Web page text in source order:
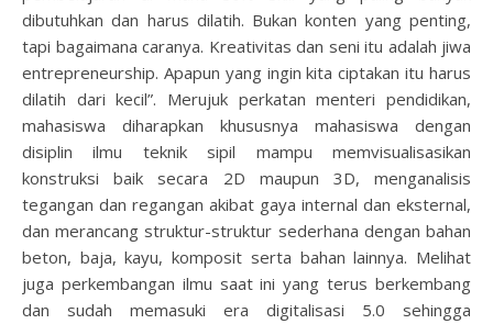
dibutuhkan dan harus dilatih. Bukan konten yang penting,
tapi bagaimana caranya. Kreativitas dan seni itu adalah jiwa
entrepreneurship. Apapun yang ingin kita ciptakan itu harus
dilatih dari kecil”. Merujuk perkatan menteri pendidikan,
mahasiswa diharapkan khususnya mahasiswa dengan
disiplin ilmu teknik sipil mampu memvisualisasikan
konstruksi baik secara 2D maupun 3D, menganalisis
tegangan dan regangan akibat gaya internal dan eksternal,
dan merancang struktur-struktur sederhana dengan bahan
beton, baja, kayu, komposit serta bahan lainnya. Melihat
juga perkembangan ilmu saat ini yang terus berkembang
dan sudah memasuki era digitalisasi 5.0 sehingga